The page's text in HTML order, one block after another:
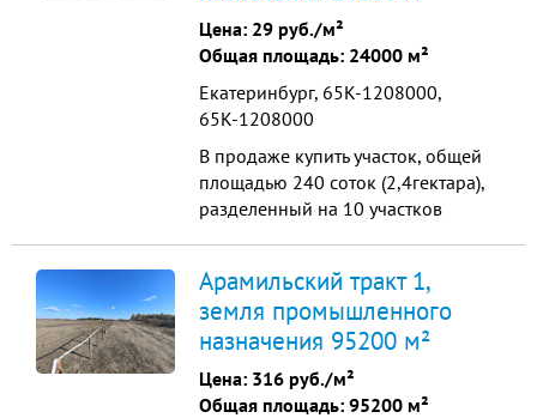
Цена: 29 руб./м²
Общая площадь: 24000 м²
Екатеринбург, 65К-1208000,
65К-1208000
В продаже купить участок, общей
площадью 240 соток (2,4гектара),
разделенный на 10 участков
поселка Большие Брусяны, по
Каменск-Уральскому направлению
30 минут. Участок вдоль дороги, что
позволяет сделать отличный
коттеджный поселок.Зем...
Арамильский тракт 1,
земля промышленного
назначения 95200 м²
Цена: 316 руб./м²
Общая площадь: 95200 м²